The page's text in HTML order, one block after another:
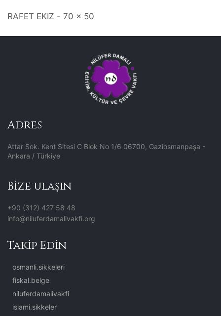
RAFET EKIZ - 70 x 50
Adres
Attar Sok. Kent Sitesi C Blok No 1/6 06700, Gaziosmanpaşa -
Ankara / Türkiye
Bize ulaşın
+90 (312) 427 58 48
info@niluferdamalivakfi.org
Takip Edin
osmanli.sikkeleri
fiskal.belge
niluferdamalivakfi
islami.sikkeler